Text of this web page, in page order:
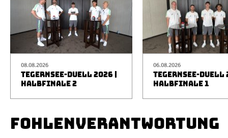
08.08.2026
TEGERNSEE-DUELL 2026 |
HALBFINALE 2
06.08.2026
TEGERNSEE-DUELL
HALBFINALE 1
FOHLENVERANTWORTUNG